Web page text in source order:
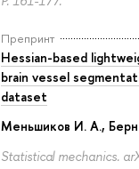
Препринт
Hessian-based
brain vessel
dataset
Меньшиков И. А.,
Statistical mechanics.